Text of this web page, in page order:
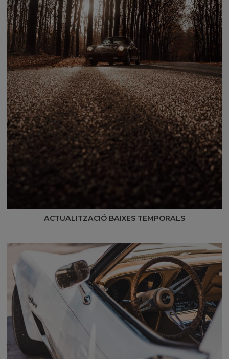
ACTUALITZACIÓ BAIXES TEMPORALS